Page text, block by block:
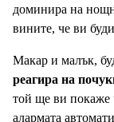
доминира на
вините, че ви
Макар и малък,
реагира на
той ще ви покаже
алармата